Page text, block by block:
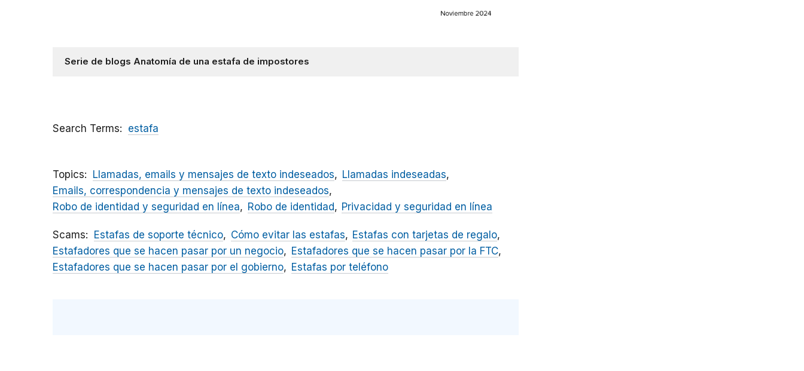
Serie de blogs Anatomía de una estafa de impostores
Search Terms estafa
Topics Llamadas, emails y mensajes de texto indeseados
Llamadas indeseadas
Emails, correspondencia y mensajes de texto indeseados
Robo de identidad y seguridad en línea
Robo de identidad Privacidad y seguridad en línea
Scams Estafas de soporte técnico Cómo evitar las estafas
Estafas con tarjetas de regalo
Estafadores que se hacen pasar por un negocio
Estafadores que se hacen pasar por la FTC
Estafadores que se hacen pasar por el gobierno
Estafas por teléfono